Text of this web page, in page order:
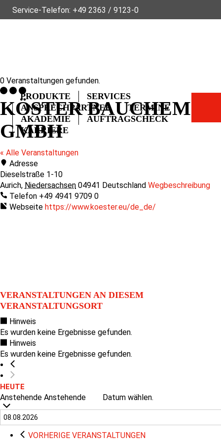
Service-Telefon: +49 2363 / 9123-0
PRODUKTE
SERVICES
ANSPRECHPARTNER
TERMINE
AKADEMIE
AUFTRAGSCHECK
KARRIERE
0 Veranstaltungen gefunden.
KÖSTER BAUCHEMIE
GMBH
« Alle Veranstaltungen
Adresse
Dieselstraße 1-10
Aurich, Niedersachsen 04941 Deutschland Wegbeschreibung
Telefon +49 4941 9709 0
Webseite https://www.koester.eu/de_de/
VERANSTALTUNGEN AN DIESEM
VERANSTALTUNGSORT
Hinweis
Es wurden keine Ergebnisse gefunden.
Hinweis
Es wurden keine Ergebnisse gefunden.
HEUTE
Anstehende Anstehende Datum wählen.
VORHERIGE VERANSTALTUNGEN